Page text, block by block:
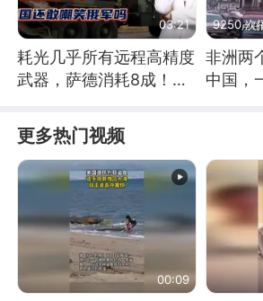
03:21
耗光几乎所有远程高精度
武器，萨德消耗8成！美
9250 次
非洲两
中国，
更多热门视频
00:09